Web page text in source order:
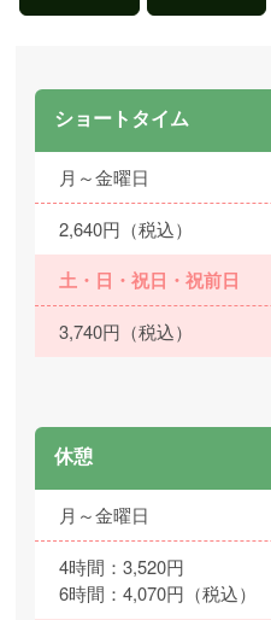
ショートタイム
月～金曜日
2,640円（税込）
土・日・祝日・祝前日
3,740円（税込）
休憩
月～金曜日
4時間：3,520円
6時間：4,070円（税込）